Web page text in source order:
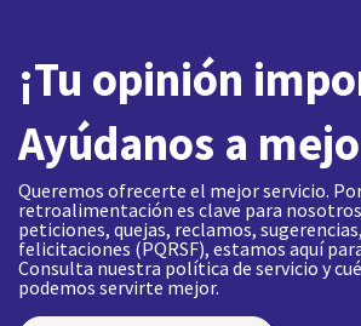
¡Tu opinión
Ayúdanos a
Queremos ofrecerte el mejor servicio.
retroalimentación es clave para
peticiones, quejas, reclamos,
felicitaciones (PQRSF), estamos aquí
Consulta nuestra política de servicio y
podemos servirte mejor.